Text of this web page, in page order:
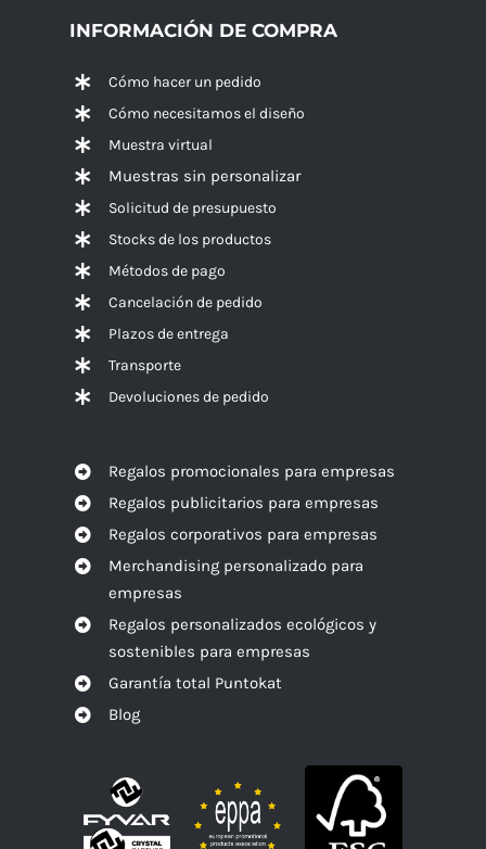
INFORMACIÓN DE COMPRA
Cómo hacer un pedido
Cómo necesitamos el diseño
Muestra virtual
Muestras sin personalizar
Solicitud de presupuesto
Stocks de los productos
Métodos de pago
Cancelación de pedido
Plazos de entrega
Transporte
Devoluciones de pedido
Regalos promocionales para empresas
Regalos publicitarios para empresas
Regalos corporativos para empresas
Merchandising personalizado para
empresas
Regalos personalizados ecológicos y
sostenibles para empresas
Garantía total Puntokat
Blog